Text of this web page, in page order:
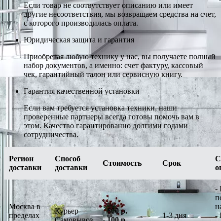
Если товар не соотвутствует описанию или имеет
другие несоответствия, мы возвращаем средства на счет,
с которого производилась оплата.
Юридическая защита и гарантия
Приобретая любую технику у нас, вы получаете полный
набор документов, а именно: счет фактуру, кассовый
чек, гарантийный талон или сервисную книгу.
Гарантия качественной установки
Если вам требуется установка техники, наши
проверенные партнеры всегда готовы помочь вам в
этом. Качество гарантированно долгими годами
сотрудничества.
Регион
доставки
Способ
доставки
Стоимость Срок
Москва в
пределах
Курьер
-600 р.
1-3 дня
-
-